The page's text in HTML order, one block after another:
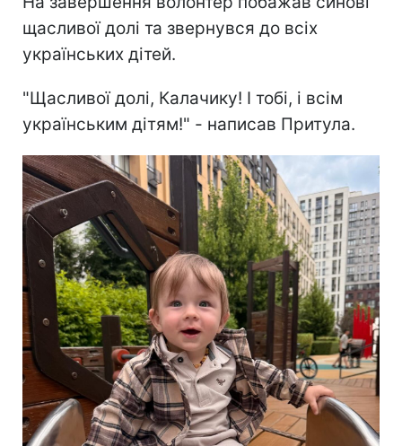
щасливої долі та звернувся до всіх
українських дітей.
"Щасливої долі, Калачику! І тобі, і всім
українським дітям!" - написав Притула.